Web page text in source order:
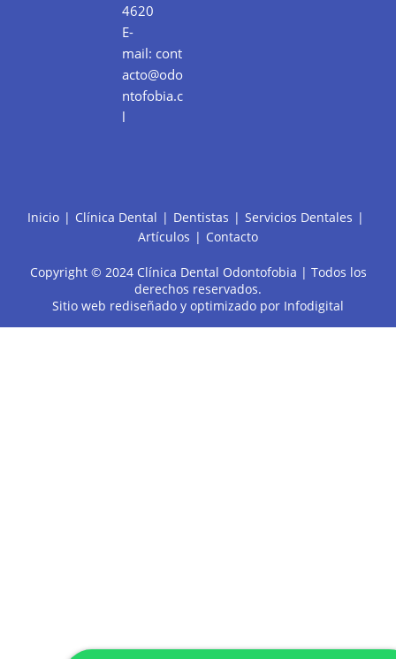
4620
E-
mail: cont
acto@odo
ntofobia.c
l
Inicio Clínica Dental Dentistas
Servicios Dentales
Artículos
Contacto
Copyright © 2024 Clínica Dental Odontofobia | Todos los
derechos reservados.
Sitio web rediseñado y optimizado por Infodigital